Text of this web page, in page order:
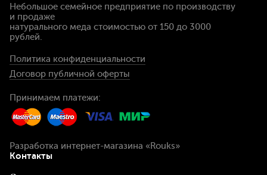
Небольшое семейное предприятие по производству
и продаже
натурального меда стоимостью от 150 до 3000
рублей.
Политика конфиденциальности
Договор публичной оферты
Принимаем платежи:
Разработка интернет-магазина «Rouks»
Контакты